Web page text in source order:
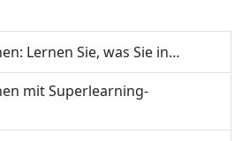
Lernen Sie, was Sie in…
mit Superlearning-